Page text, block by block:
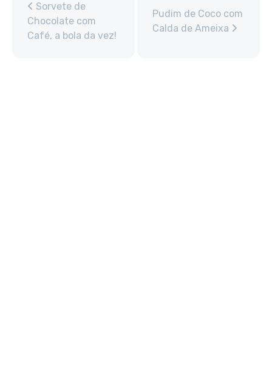
Sorvete de
Chocolate com
Café, a bola da vez!
Pudim de Coco com
Calda de Ameixa